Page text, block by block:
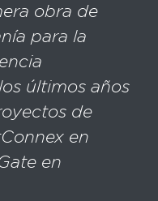
obra de
para la
últimos años
de
en
en